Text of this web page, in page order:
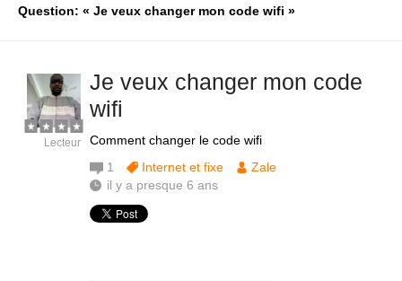
Question: « Je veux changer mon code wifi »
Je veux changer mon code
wifi
Comment changer le code wifi
Lecteur
1 Internet et fixe
Zale
il y a presque 6 ans